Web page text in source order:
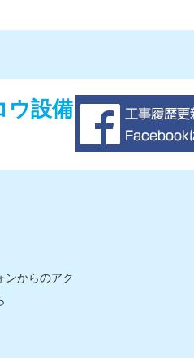
ウ設備
ンからのアク